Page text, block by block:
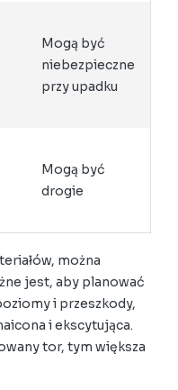
Mogą być
niebezpieczne
przy upadku
Mogą być
drogie
można
jest, aby planować
i przeszkody,
i ekscytująca.
tor, tym większa